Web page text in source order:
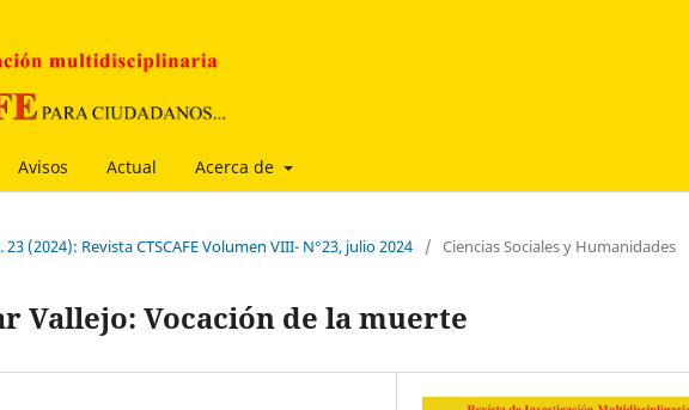
Avisos Actual Acerca de
23 (2024): Revista CTSCAFE Volumen VIII- N°23, julio 2024 / Ciencias Sociales y Humanidades
Vallejo: Vocación de la muerte